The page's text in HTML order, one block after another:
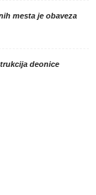
mesta je obaveza
deonice